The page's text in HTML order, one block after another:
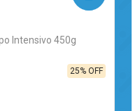
Intensivo 450g
25% OFF